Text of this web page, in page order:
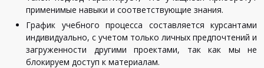
применимые навыки и соответствующие знания.
График учебного процесса составляется курсантами
индивидуально, с учетом только личных предпочтений и
загруженности
другими проектами, так как мы
не
блокируем доступ к материалам.